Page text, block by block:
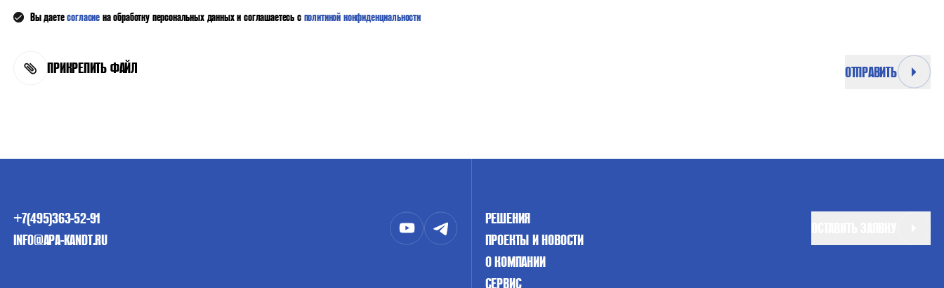
Вы даетесогласиена обработку персональных данных и соглашаетесь сполитикой конфиденциальности
ПРИКРЕПИТЬ ФАЙЛ ОТПРАВИТЬ
+7(495)363-52-91
INFO@APA-KANDT.RU
РЕШЕНИЯ
ПРОЕКТЫ И НОВОСТИ
О КОМПАНИИ
СЕРВИС